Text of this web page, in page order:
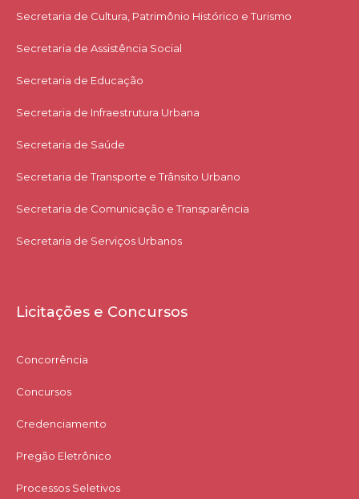
Secretaria de Cultura, Patrimônio Histórico e Turismo
Secretaria de Assistência Social
Secretaria de Educação
Secretaria de Infraestrutura Urbana
Secretaria de Saúde
Secretaria de Transporte e Trânsito Urbano
Secretaria de Comunicação e Transparência
Secretaria de Serviços Urbanos
Licitações e Concursos
Concorrência
Concursos
Credenciamento
Pregão Eletrônico
Processos Seletivos